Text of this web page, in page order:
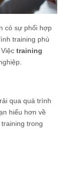
có sự phối hợp
training phù
training
qua quá trình
hiểu hơn về
trong